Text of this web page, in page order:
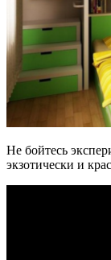
Не бойтесь
экзотически и